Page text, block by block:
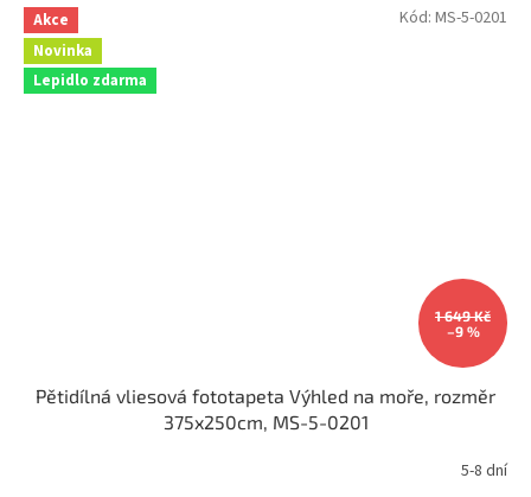
Akce
Novinka
Lepidlo zdarma
1 649 Kč
–9 %
Pětidílná vliesová fototapeta Výhled na moře, rozměr
375x250cm, MS-5-0201
5-8 dní
Kód: MS-5-0201